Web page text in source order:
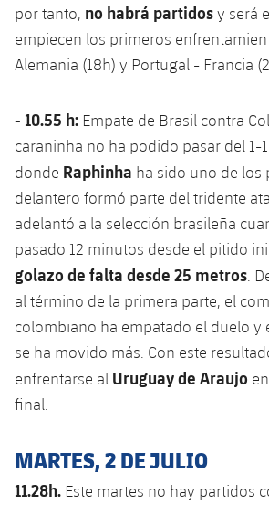
por tanto, no habrá partidosy será
empiecen los primeros
Alemania (18h) y Portugal - Francia
- 10.55 h: Empate de Brasil contra
caraninha no ha podido pasar del 1-
donde Raphinha ha sido uno de los
delantero formó parte del tridente
adelantó a la selección brasileña
pasado 12 minutos desde el pitido
golazo de falta desde 25 metros .
al término de la primera parte, el
colombiano ha empatado el duelo y
se ha movido más. Con este
enfrentarse al Uruguay de Araujo
final.
MARTES, 2 DE JULIO
11.28h. Este martes no hay partidos